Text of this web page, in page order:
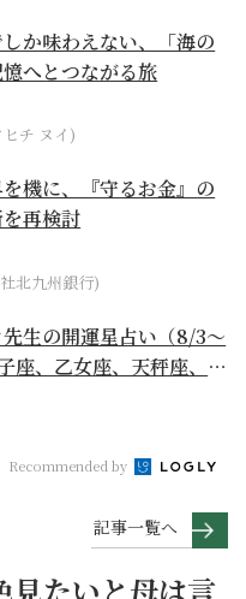
か味わえない、「海の
へとつながる旅
チ ヌイ)
機に、『守るお金』の
再検討
北九州銀行)
生の開運星占い（8/3～
座、乙女座、天秤座、蠍
Recommended by
記事一覧へ
見たいと母は言